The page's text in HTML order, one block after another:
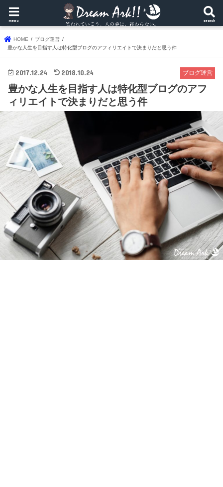
search
menu
HOME
ブログ運営
豊かな人生を目指す人は特化型ブログのアフィリエイトで決まりだと思う件
ブログ運営
2017.12.24 2018.10.24
豊かな人生を目指す人は特化型ブログのアフ
ィリエイトで決まりだと思う件